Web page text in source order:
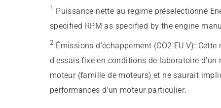
1 Puissance nette au regime préselectionné
specified RPM as specified by the engine
2 Émissions d'échappement (CO2 EU V): Cette
d'essais fixe en conditions de laboratoire d'un
moteur (famille de moteurs) et ne saurait
performances d'un moteur particulier.